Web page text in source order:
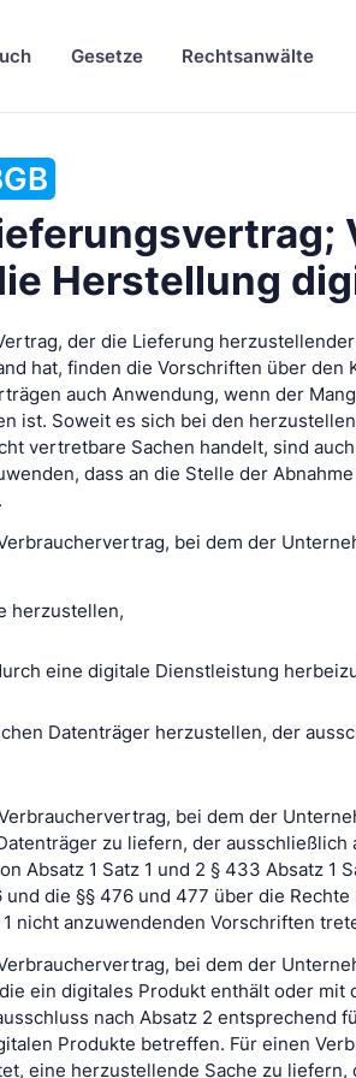
Gesetze Rechtsanwälte
Herstellung
der die Lieferung
hat, finden die Vorschriften über den
auch Anwendung, wenn der
ist. Soweit es sich bei den
vertretbare Sachen handelt, sind
dass an die Stelle der
bei dem der
herzustellen,
eine digitale Dienstleistung
Datenträger herzustellen, der
bei dem der
zu liefern, der ausschließlich
Absatz 1 Satz 1 und 2 § 433 Absatz 1
und die §§ 476 und 477 über die
1 nicht anzuwendenden Vorschriften
bei dem der
ein digitales Produkt enthält oder
nach Absatz 2 entsprechend
Produkte betreffen. Für einen
eine herzustellende Sache zu